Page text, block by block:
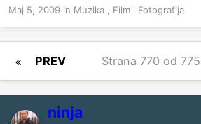
Maj 5, 2009 in Muzika , Film i Fotografija
PREV Strana 770 od 775
ninja